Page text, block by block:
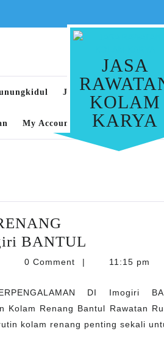
JASA
KOLAM
KARYA
Jasa Rawatan Kolam
My Account Privacy Policy
BANTUL
RUTIN
RENANG
DI
0 Comment | 11:15 pm
DI Imogiri
Kolam Renang Bantul Rawatan
kolam renang penting sekali